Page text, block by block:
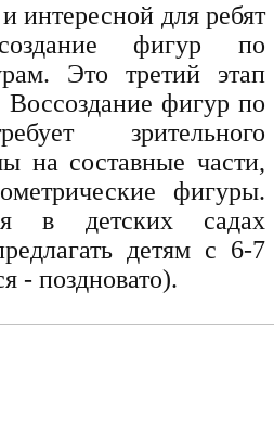
интересной для ребят
фигур по
Это третий этап
Воссоздание фигур по
зрительного
на составные части,
фигуры.
в детских садах
детям с 6-7
- поздновато).